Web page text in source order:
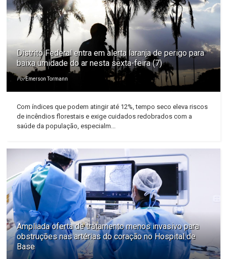
Distrito Federal entra em alerta laranja de perigo para
baixa umidade do ar nesta sexta-feira (7)
PorEmerson Tormann
Com índices que podem atingir até 12%, tempo seco eleva riscos
de incêndios florestais e exige cuidados redobrados com a
saúde da população, especialm...
Ampliada oferta de tratamento menos invasivo para
obstruções nas artérias do coração no Hospital de
Base